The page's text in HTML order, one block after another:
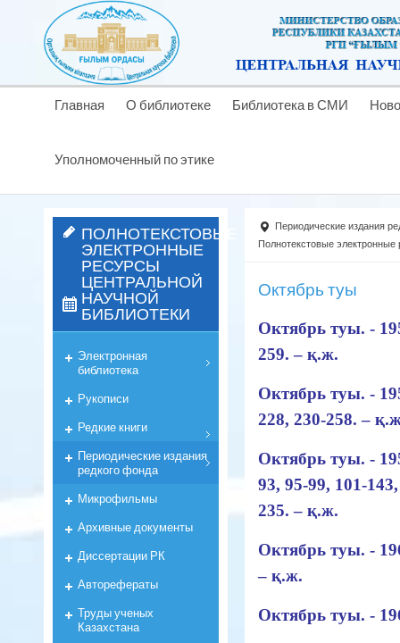
Главная О библиотеке Библиотека в СМИ
Уполномоченный по этике
Периодические издания
Полнотекстовые
Октябрь туы
Октябрь туы. -
259. – қ.ж.
Октябрь туы. -
228, 230-258. –
Октябрь туы. -
93, 95-99, 101-
235. – қ.ж.
Октябрь туы. -
– қ.ж.
Октябрь туы. -
ПОЛНОТЕКСТОВЫЕ
ЭЛЕКТРОННЫЕ
РЕСУРСЫ
ЦЕНТРАЛЬНОЙ
НАУЧНОЙ
БИБЛИОТЕКИ
Электронная
библиотека
Рукописи
Редкие книги
Периодические издания
редкого фонда
Микрофильмы
Архивные документы
Диссертации РК
Авторефераты
Труды ученых
Казахстана